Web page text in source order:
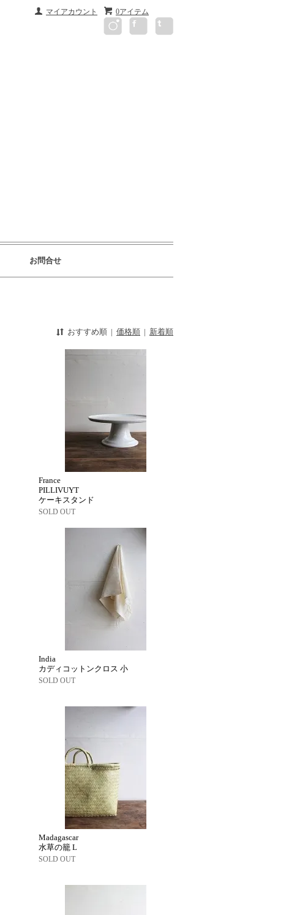
0アイテム
マイアカウント
お問合せ
おすすめ順 | 価格順 | 新着順
France
PILLIVUYT
ケーキスタンド
SOLD OUT
India
カディコットンクロス 小
SOLD OUT
Madagascar
水草の籠 L
SOLD OUT